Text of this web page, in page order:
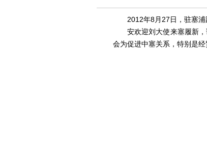
2012年8月27日 ，驻塞
安欢迎刘大使来塞履新
会为促进中塞关系，特别是